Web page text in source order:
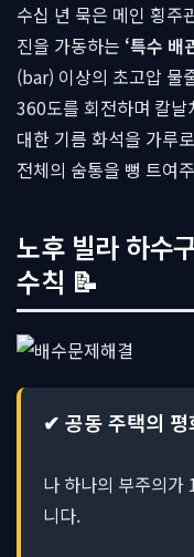
수십 년 묵은 메인 횡주
진을 가동하는 ‘특수 배
(bar) 이상의 초고압 물
360도를 회전하며 칼날
대한 기름 화석을 가루
전체의 숨통을 뻥 트여
노후 빌라 하수
수칙 📝
✔ 공동 주택의
나 하나의 부주의가
니다.